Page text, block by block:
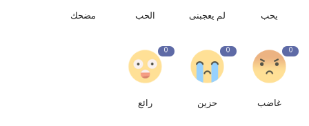
يحب لم يعجبنى الحب مضحك
0
غاضب
0
حزين
0
رائع